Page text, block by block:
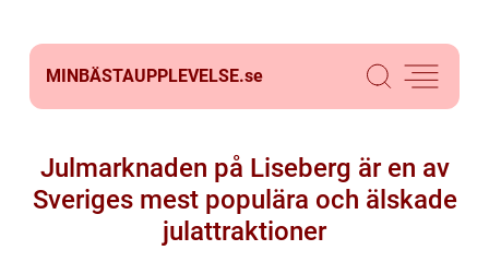
MINBÄSTAUPPLEVELSE.se
Julmarknaden på Liseberg är en av
Sveriges mest populära och älskade
julattraktioner